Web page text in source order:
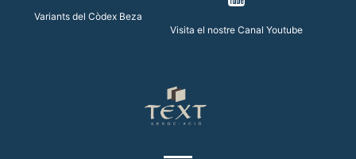
Variants del Còdex Beza
Visita el nostre Canal Youtube